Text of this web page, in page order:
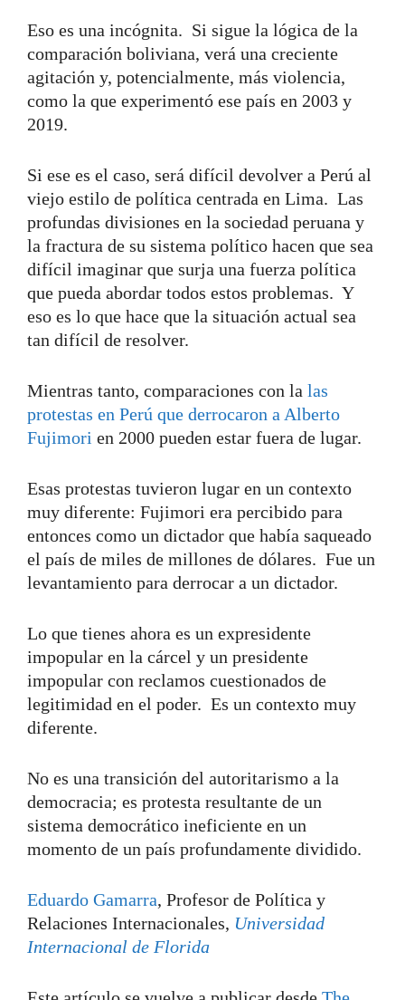
Eso es una incógnita. Si sigue la lógica de la
comparación boliviana, verá una creciente
agitación y, potencialmente, más violencia,
como la que experimentó ese país en 2003 y
2019.
Si ese es el caso, será difícil devolver a Perú al
viejo estilo de política centrada en Lima. Las
profundas divisiones en la sociedad peruana y
la fractura de su sistema político hacen que sea
difícil imaginar que surja una fuerza política
que pueda abordar todos estos problemas. Y
eso es lo que hace que la situación actual sea
tan difícil de resolver.
Mientras tanto, comparaciones con la las
protestas en Perú que derrocaron a Alberto
Fujimori en 2000 pueden estar fuera de lugar.
Esas protestas tuvieron lugar en un contexto
muy diferente: Fujimori era percibido para
entonces como un dictador que había saqueado
el país de miles de millones de dólares. Fue un
levantamiento para derrocar a un dictador.
Lo que tienes ahora es un expresidente
impopular en la cárcel y un presidente
impopular con reclamos cuestionados de
legitimidad en el poder. Es un contexto muy
diferente.
No es una transición del autoritarismo a la
democracia; es protesta resultante de un
sistema democrático ineficiente en un
momento de un país profundamente dividido.
Eduardo Gamarra, Profesor de Política y
Relaciones Internacionales, Universidad
Internacional de Florida